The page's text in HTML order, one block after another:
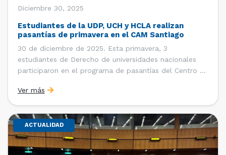
Diciembre 30, 2025
Estudiantes de la UDP, UCH y HCLA realizan
pasantías de primavera en el CAM Santiago
30 de diciembre de 2025. Esta primavera, 3
estudiantes de Derecho de universidades nacionales
participaron en el programa de pasantías del Centro de
de Santiago (CCS). Entre el 3 de noviembre y el 30 de
diciembre realizaron su pasantía Ingrid Ivania […]
Ver más
ACTUALIDAD